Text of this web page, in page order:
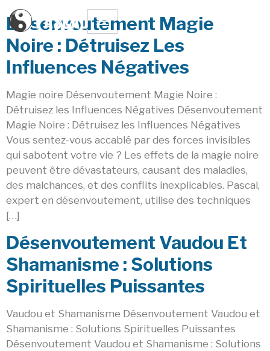
Désenvoutement Magie
Noire : Détruisez Les
Influences Négatives
Magie noire Désenvoutement Magie Noire :
Détruisez les Influences Négatives Désenvoutement
Magie Noire : Détruisez les Influences Négatives
Vous sentez-vous accablé par des forces invisibles
qui sabotent votre vie ? Les effets de la magie noire
peuvent être dévastateurs, causant des maladies,
des malchances, et des conflits inexplicables. Pascal,
expert en désenvoutement, utilise des techniques
[…]
Désenvoutement Vaudou Et
Shamanisme : Solutions
Spirituelles Puissantes
Vaudou et Shamanisme Désenvoutement Vaudou et
Shamanisme : Solutions Spirituelles Puissantes
Désenvoutement Vaudou et Shamanisme : Solutions